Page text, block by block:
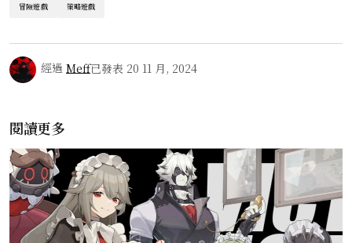
冒險遊戲 策略遊戲
經過 Meff已發表 20 11 月, 2024
閱讀更多